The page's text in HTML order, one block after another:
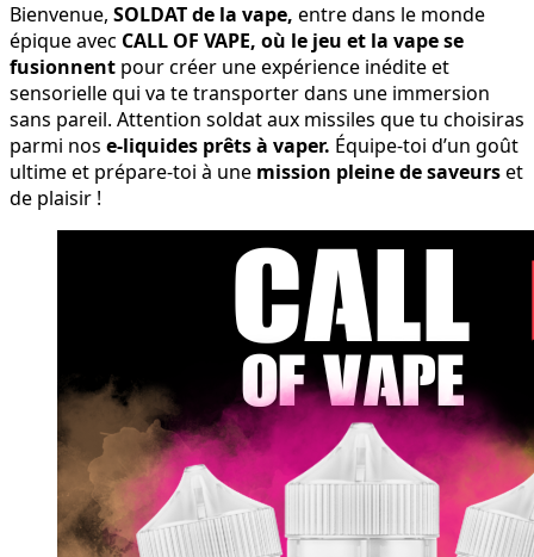
Bienvenue, SOLDAT de la vape, entre dans le monde
épique avec CALL OF VAPE, où le jeu et la vape se
fusionnent pour créer une expérience inédite et
sensorielle qui va te transporter dans une immersion
sans pareil. Attention soldat aux missiles que tu choisiras
parmi nos e-liquides prêts à vaper. Équipe-toi d’un goût
ultime et prépare-toi à une mission pleine de saveurset
de plaisir !